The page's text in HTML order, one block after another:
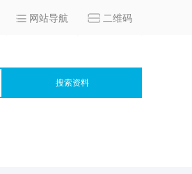
网站导航 二维码
搜索资料